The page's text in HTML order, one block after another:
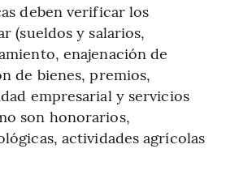
deben verificar los
(sueldos y salarios,
enajenación de
de bienes, premios,
empresarial y servicios
son honorarios,
actividades agrícolas